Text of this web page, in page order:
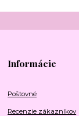
Informácie
Poštovné
Recenzie zákazníkov